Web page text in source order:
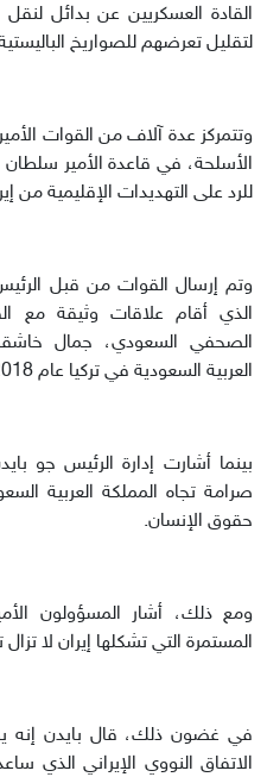
القادة العسكريين عن بدائل لنقل
لتقليل تعرضهم للصواريخ الباليستية
وتتمركز عدة آلاف من القوات
للرد على التهديدات الإقليمية من
وتم إرسال القوات من قبل
الذي أقام علاقات وثيقة مع
الصحفي السعودي، جمال
العربية السعودية في تركيا عام 2018.
بينما أشارت إدارة الرئيس جو
صرامة تجاه المملكة العربية
حقوق الإنسان.
ومع ذلك، أشار المسؤولون
المستمرة التي تشكلها إيران لا تزال
في غضون ذلك، قال بايدن إنه
الاتفاق النووي الإيراني الذي